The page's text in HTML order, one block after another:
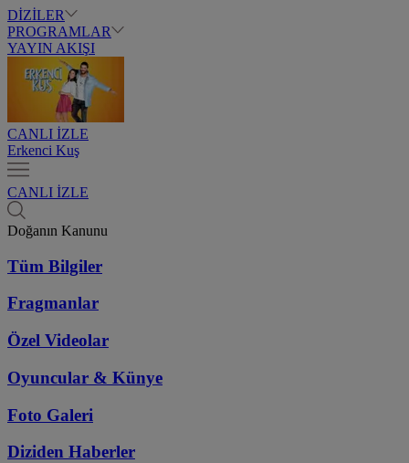
DİZİLER
PROGRAMLAR
YAYIN AKIŞI
CANLI İZLE
Erkenci Kuş
CANLI İZLE
Doğanın Kanunu
Tüm Bilgiler
Fragmanlar
Özel Videolar
Oyuncular & Künye
Foto Galeri
Diziden Haberler